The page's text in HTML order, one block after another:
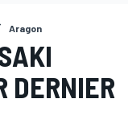
Aragon
DERNIER